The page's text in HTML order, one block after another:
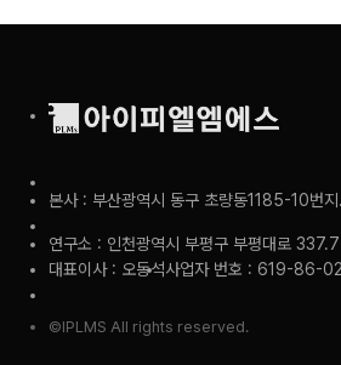
본사 : 부산광역시 동구 초량동1185-10번
연구소 : 인천광역시 부평구 부평대로
대표이사 : 오동석사업자 번호 : 619-86-
©IPLMS All rights reserved.